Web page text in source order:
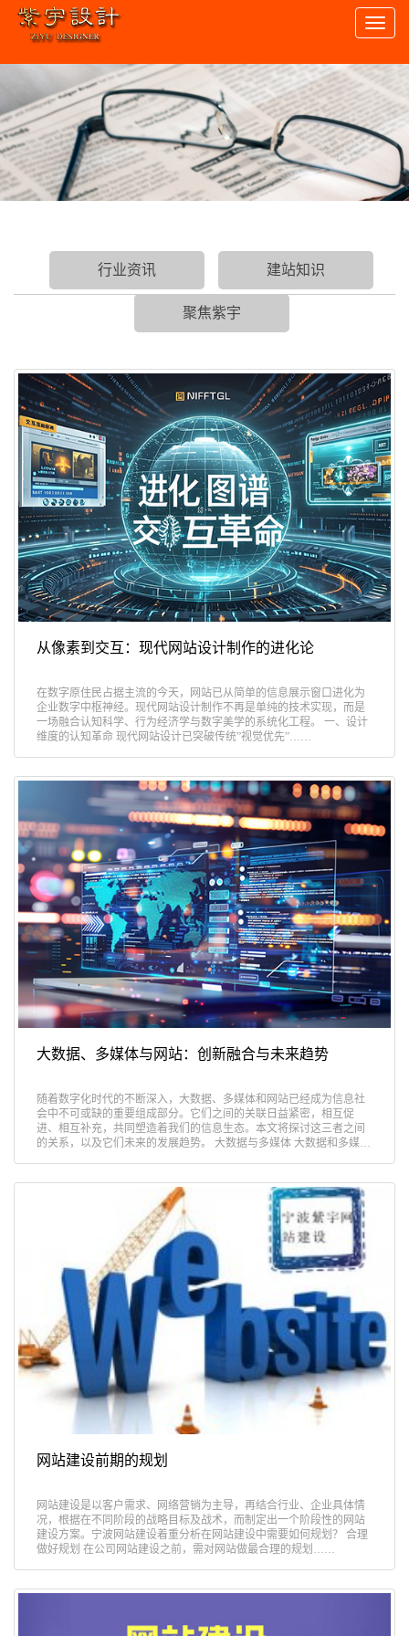
Toggle
行业资讯 建站知识
聚焦紫宇
从像素到交互：现代网站设计制作的进化论
在数字原住民占据主流的今天，网站已从简单的信息展示窗口进化为
企业数字中枢神经。现代网站设计制作不再是单纯的技术实现，而是
一场融合认知科学、行为经济学与数字美学的系统化工程。 一、设计
维度的认知革命 现代网站设计已突破传统”视觉优先”……
大数据、多媒体与网站：创新融合与未来趋势
随着数字化时代的不断深入，大数据、多媒体和网站已经成为信息社
会中不可或缺的重要组成部分。它们之间的关联日益紧密，相互促
进、相互补充，共同塑造着我们的信息生态。本文将探讨这三者之间
的关系，以及它们未来的发展趋势。 大数据与多媒体 大数据和多媒体
网站建设前期的规划
网站建设是以客户需求、网络营销为主导，再结合行业、企业具体情
况，根据在不同阶段的战略目标及战术，而制定出一个阶段性的网站
建设方案。宁波网站建设着重分析在网站建设中需要如何规划？ 合理
做好规划 在公司网站建设之前，需对网站做最合理的规划……